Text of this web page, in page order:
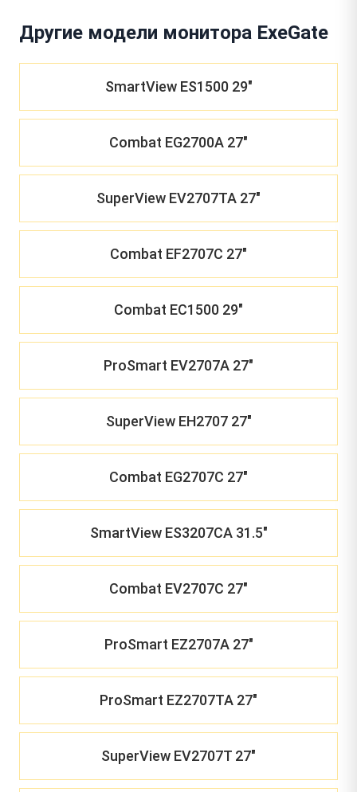
Другие модели монитора ExeGate
SmartView ES1500 29"
Combat EG2700A 27"
SuperView EV2707TA 27"
Combat EF2707C 27"
Combat EC1500 29"
ProSmart EV2707A 27"
SuperView EH2707 27"
Combat EG2707C 27"
SmartView ES3207CA 31.5"
Combat EV2707C 27"
ProSmart EZ2707A 27"
ProSmart EZ2707TA 27"
SuperView EV2707T 27"